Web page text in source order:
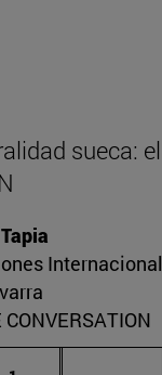
sueca:
CONVERSATION